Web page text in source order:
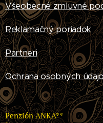
Všeobecné zmluvné
Reklamačný poriadok
Partneri
Ochrana osobných
Penzión ANKA**